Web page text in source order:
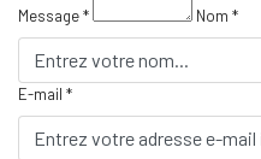
Message * Nom *
E-mail *